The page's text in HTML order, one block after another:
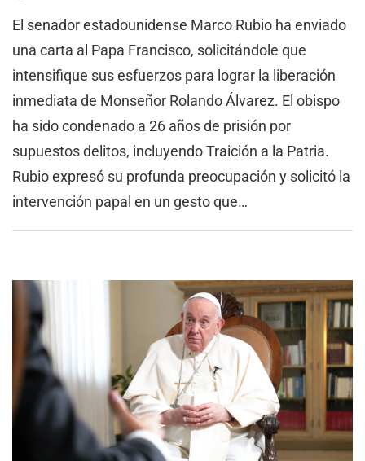
El senador estadounidense Marco Rubio ha enviado
una carta al Papa Francisco, solicitándole que
intensifique sus esfuerzos para lograr la liberación
inmediata de Monseñor Rolando Álvarez. El obispo
ha sido condenado a 26 años de prisión por
supuestos delitos, incluyendo Traición a la Patria.
Rubio expresó su profunda preocupación y solicitó la
intervención papal en un gesto que…